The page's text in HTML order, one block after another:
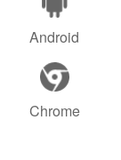
Android
Chrome